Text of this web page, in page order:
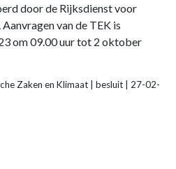
door de Rijksdienst voor
van de TEK is
om 09.00 uur tot 2 oktober
Zaken en Klimaat | besluit | 27-02-